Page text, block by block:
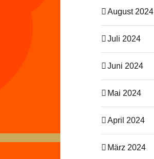
August 2024
Juli 2024
Juni 2024
Mai 2024
April 2024
März 2024